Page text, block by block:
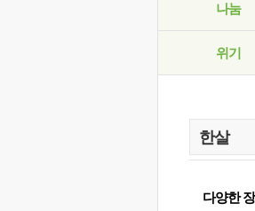
나눔
위기
다양한